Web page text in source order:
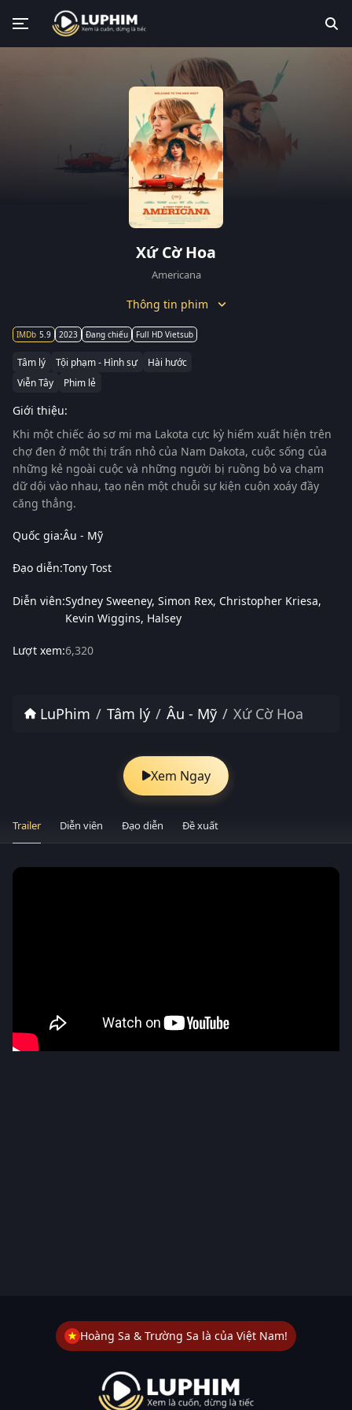
Xứ Cờ Hoa
Americana
Thông tin phim
5.9 2023 Đang chiếu Full HD Vietsub
Tâm lý Tội phạm - Hình sự
Hài hước
Viễn Tây
Phim lẻ
Giới thiệu:
Khi một chiếc áo sơ mi ma Lakota cực kỳ hiếm xuất hiện trên
chợ đen ở một thị trấn nhỏ của Nam Dakota, cuộc sống của
những kẻ ngoài cuộc và những người bị ruồng bỏ va chạm
dữ dội vào nhau, tạo nên một chuỗi sự kiện cuộn xoáy đầy
căng thẳng.
Quốc gia:Âu - Mỹ
Đạo diễn:Tony Tost
Diễn viên:Sydney Sweeney Simon Rex Christopher Kriesa
Kevin Wiggins Halsey
Lượt xem:6,320
LuPhim Tâm lý Âu - Mỹ Xứ Cờ Hoa
Xem Ngay
Trailer Diễn viên Đạo diễn Đề xuất
Hoàng Sa & Trường Sa là của Việt Nam!